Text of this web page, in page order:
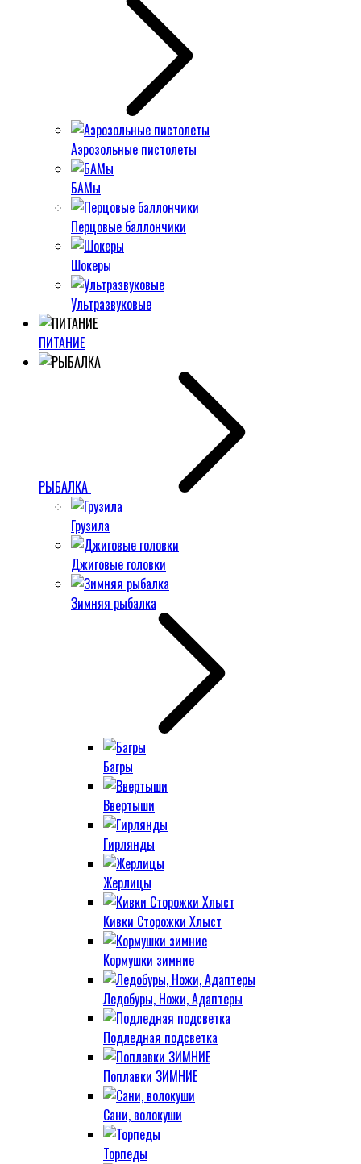
Аэрозольные пистолеты
БАМы
Перцовые баллончики
Шокеры
Ультразвуковые
ПИТАНИЕ
РЫБАЛКА
Грузила
Джиговые головки
Зимняя рыбалка
Багры
Ввертыши
Гирлянды
Жерлицы
Кивки Сторожки Хлыст
Кормушки зимние
Ледобуры, Ножи, Адаптеры
Подледная подсветка
Поплавки ЗИМНИЕ
Сани, волокуши
Торпеды